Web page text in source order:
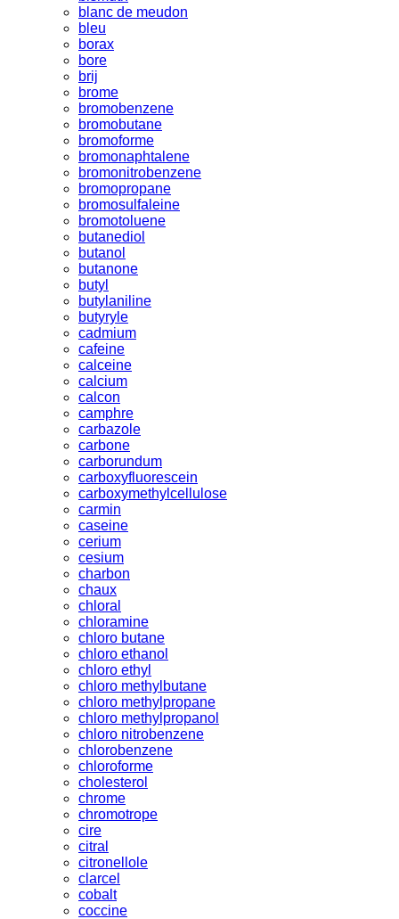
blanc de meudon
bleu
borax
bore
brij
brome
bromobenzene
bromobutane
bromoforme
bromonaphtalene
bromonitrobenzene
bromopropane
bromosulfaleine
bromotoluene
butanediol
butanol
butanone
butyl
butylaniline
butyryle
cadmium
cafeine
calceine
calcium
calcon
camphre
carbazole
carbone
carborundum
carboxyfluorescein
carboxymethylcellulose
carmin
caseine
cerium
cesium
charbon
chaux
chloral
chloramine
chloro butane
chloro ethanol
chloro ethyl
chloro methylbutane
chloro methylpropane
chloro methylpropanol
chloro nitrobenzene
chlorobenzene
chloroforme
cholesterol
chrome
chromotrope
cire
citral
citronellole
clarcel
cobalt
coccine